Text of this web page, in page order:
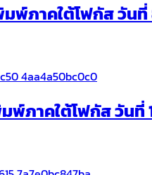
พ์ภาคใต้โฟกัส วันที่
พ์ภาคใต้โฟกัส วันที่